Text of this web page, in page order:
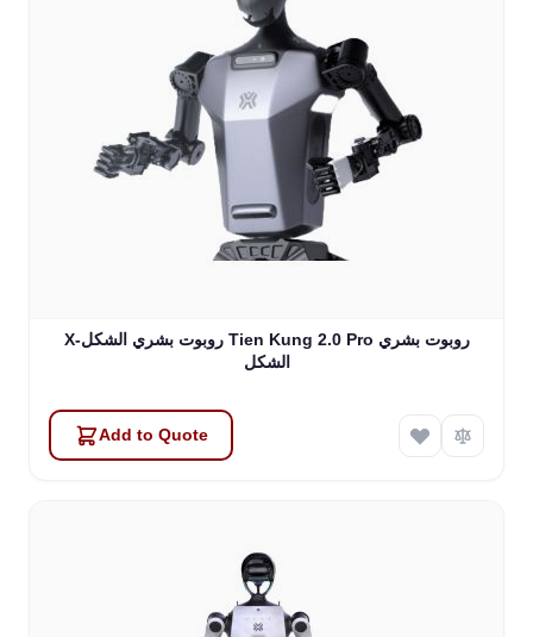
X-روبوت بشري الشكل Tien Kung 2.0 Pro روبوت بشري
الشكل
Add to Quote